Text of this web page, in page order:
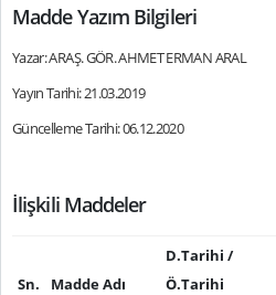
Madde Yazım Bilgileri
Yazar: ARAŞ. GÖR. AHMET ERMAN ARAL
Yayın Tarihi: 21.03.2019
Güncelleme Tarihi: 06.12.2020
İlişkili Maddeler
Sn. Madde Adı
D.Tarihi /
Ö.Tarihi